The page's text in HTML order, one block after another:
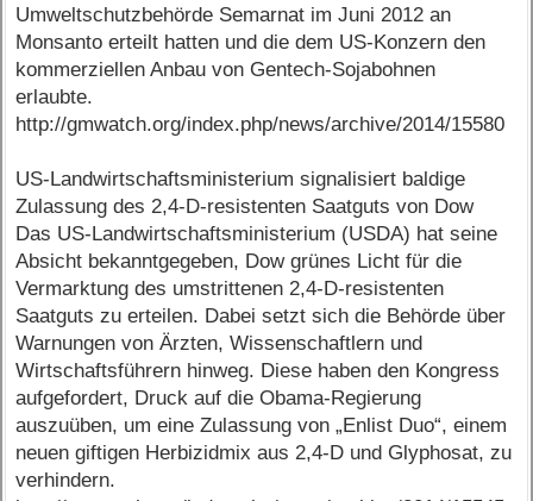
Umweltschutzbehörde Semarnat im Juni 2012 an
Monsanto erteilt hatten und die dem US-Konzern den
kommerziellen Anbau von Gentech-Sojabohnen
erlaubte.
http://gmwatch.org/index.php/news/archive/2014/15580
US-Landwirtschaftsministerium signalisiert baldige
Zulassung des 2,4-D-resistenten Saatguts von Dow
Das US-Landwirtschaftsministerium (USDA) hat seine
Absicht bekanntgegeben, Dow grünes Licht für die
Vermarktung des umstrittenen 2,4-D-resistenten
Saatguts zu erteilen. Dabei setzt sich die Behörde über
Warnungen von Ärzten, Wissenschaftlern und
Wirtschaftsführern hinweg. Diese haben den Kongress
aufgefordert, Druck auf die Obama-Regierung
auszuüben, um eine Zulassung von „Enlist Duo“, einem
neuen giftigen Herbizidmix aus 2,4-D und Glyphosat, zu
verhindern.